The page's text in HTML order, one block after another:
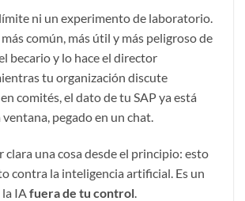
ni un experimento de laboratorio.
más común, más útil y más peligroso de
becario y lo hace el director
tu organización discute
comités, el dato de tu SAPya está
pegado en un chat.
clara una cosa desde el principio: esto
contra la inteligencia artificial. Es un
IAfuera de tu control.